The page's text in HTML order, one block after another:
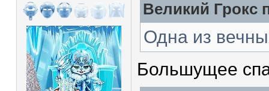
Великий Грокс
Одна из
Большущее